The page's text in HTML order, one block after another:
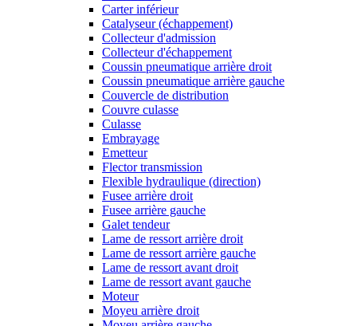
Carter inférieur
Catalyseur (échappement)
Collecteur d'admission
Collecteur d'échappement
Coussin pneumatique arrière droit
Coussin pneumatique arrière gauche
Couvercle de distribution
Couvre culasse
Culasse
Embrayage
Emetteur
Flector transmission
Flexible hydraulique (direction)
Fusee arrière droit
Fusee arrière gauche
Galet tendeur
Lame de ressort arrière droit
Lame de ressort arrière gauche
Lame de ressort avant droit
Lame de ressort avant gauche
Moteur
Moyeu arrière droit